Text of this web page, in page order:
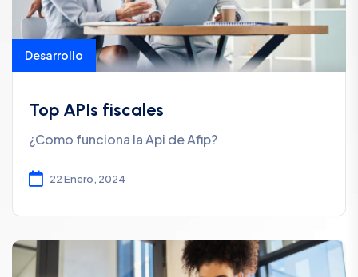
Desarrollo
Top APIs fiscales
¿Como funciona la Api de Afip?
22 Enero, 2024